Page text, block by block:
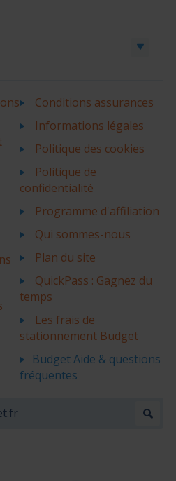
Conditions assurances
Informations légales
Politique des cookies
Politique de
confidentialité
Programme d'affiliation
Qui sommes-nous
Plan du site
QuickPass : Gagnez du
temps
Les frais de
stationnement Budget
Budget Aide & questions
fréquentes